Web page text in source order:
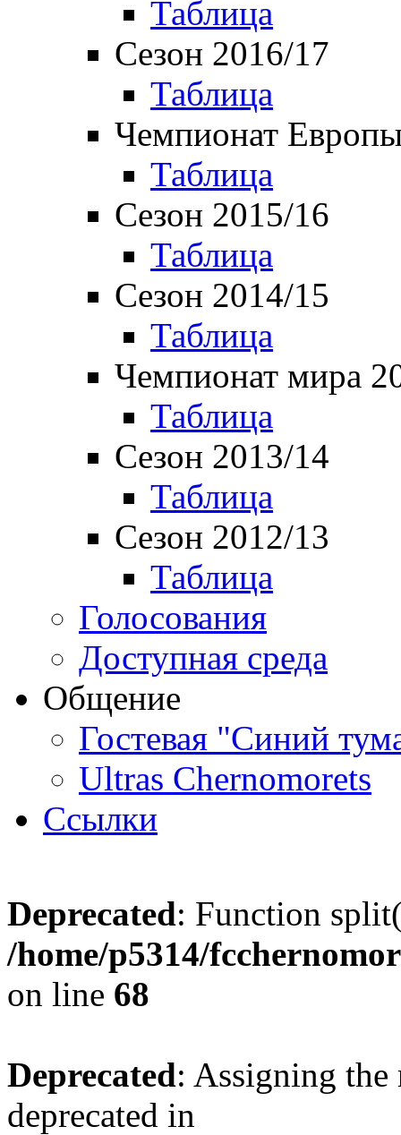
Таблица
Сезон 2016/17
Таблица
Чемпионат
Таблица
Сезон 2015/16
Таблица
Сезон 2014/15
Таблица
Чемпионат мира
Таблица
Сезон 2013/14
Таблица
Сезон 2012/13
Таблица
Голосования
Доступная среда
Общение
Гостевая "Синий
Ultras Chernomorets
Ссылки
Deprecated: Function
/home/p5314/
on line 68
Deprecated: Assigning the
deprecated in